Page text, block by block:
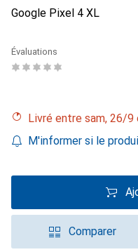
Google Pixel 4 XL
Évaluations
Livré entre sam, 26/
M'informer si le
Comparer